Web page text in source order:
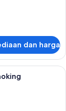
dan harga
meja kerja, dan